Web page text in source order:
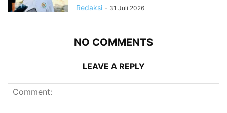
Redaksi - 31 Juli 2026
NO COMMENTS
LEAVE A REPLY